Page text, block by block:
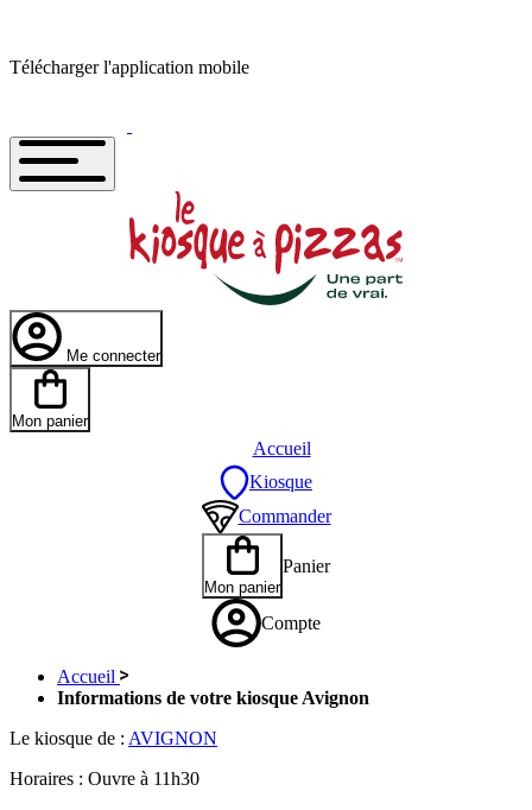
Télécharger l'application mobile
Me connecter
Mon panier
Accueil
Kiosque
Commander
Mon panier
Panier
Compte
Accueil
Informations de votre kiosque Avignon
Le kiosque de : AVIGNON
Horaires : Ouvre à 11h30